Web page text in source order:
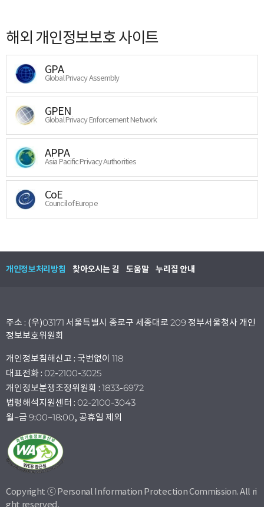
해외 개인정보보호 사이트
GPA
Global Privacy Assembly
GPEN
Global Privacy Enforcement Network
APPA
Asia Pacific Privacy Authorities
CoE
Council of Europe
개인정보처리방침 찾아오시는 길 도움말 누리집 안내
주소 : (우)03171 서울특별시 종로구 세종대로 209 정부서울청사 개인
정보보호위원회
개인정보침해신고 : 국번없이 118
대표전화 : 02-2100-3025
개인정보분쟁조정위원회 : 1833-6972
법령해석지원센터 : 02-2100-3043
월~금 9:00~18:00, 공휴일 제외
Copyright ⓒ Personal Information Protection Commission. All ri
ght reserved.